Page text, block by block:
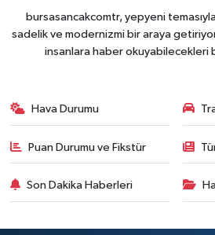
bursasancakcomtr, yepyeni
sadelik ve modernizmi bir araya
insanlara haber okuyabilecekleri
Hava Durumu
Puan Durumu ve Fikstür
Son Dakika Haberleri